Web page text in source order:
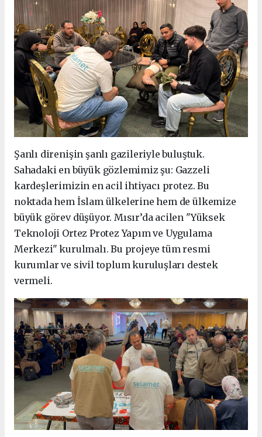
Şanlı direnişin şanlı gazileriyle buluştuk.
Sahadaki en büyük gözlemimiz şu: Gazzeli
kardeşlerimizin en acil ihtiyacı protez. Bu
noktada hem İslam ülkelerine hem de ülkemize
büyük görev düşüyor. Mısır’da acilen "Yüksek
Teknoloji Ortez Protez Yapım ve Uygulama
Merkezi" kurulmalı. Bu projeye tüm resmi
kurumlar ve sivil toplum kuruluşları destek
vermeli.